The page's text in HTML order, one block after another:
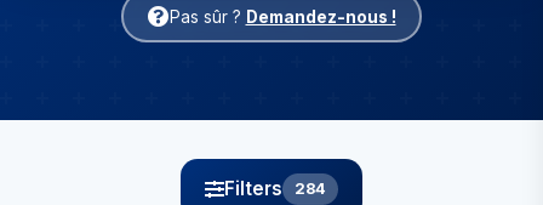
Pas sûr ? Demandez-nous !
Filters 284